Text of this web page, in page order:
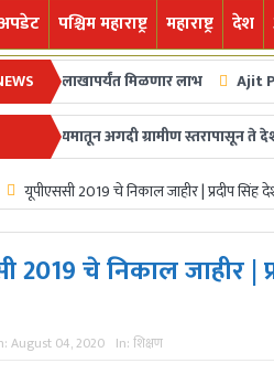
पश्चिम महाराष्ट्र महाराष्ट्र देश
मिळणार लाभ Ajit Pawar
अगदी ग्रामीण स्तरापासून ते
यूपीएससी 2019 चे निकाल जाहीर | प्रदीप सिंह
2019 चे निकाल जाहीर |
August 04, 2020 In: शिक्षण